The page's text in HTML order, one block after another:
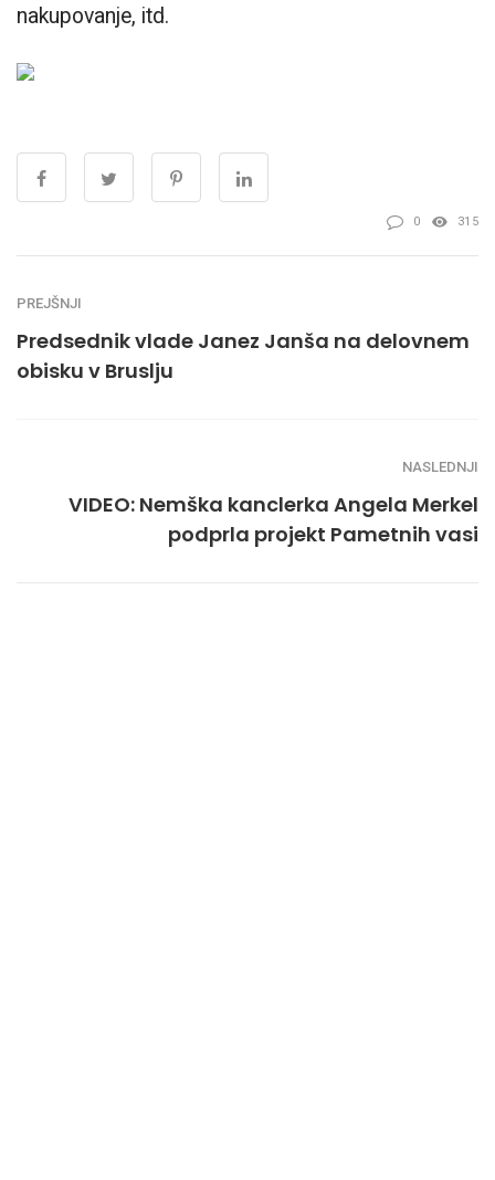
nakupovanje, itd.
0 315
PREJŠNJI
Predsednik vlade Janez Janša na delovnem
obisku v Bruslju
NASLEDNJI
VIDEO: Nemška kanclerka Angela Merkel
podprla projekt Pametnih vasi